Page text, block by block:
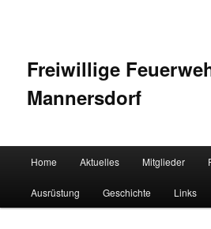
Freiwillige
Mannersdorf
Zum Inhalt wechseln
Zum sekundären Inhalt wechseln
Home Aktuelles Mitglieder
Ausrüstung Geschichte Links